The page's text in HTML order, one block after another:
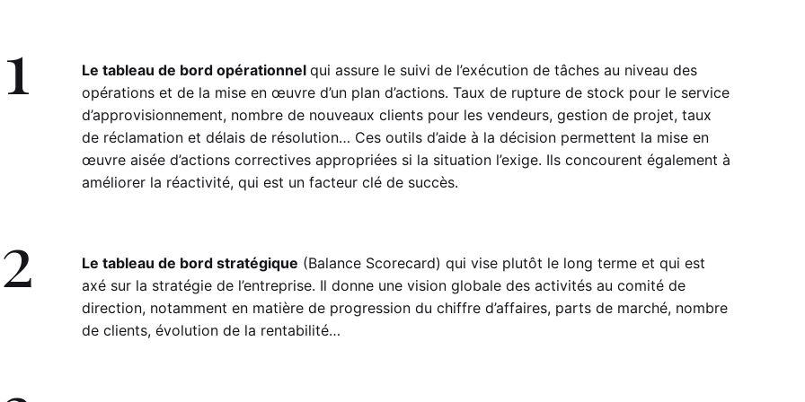
Le tableau de bord opérationnelqui assure le suivi de l’exécution de tâches au niveau des
opérations et de la mise en œuvre d’un plan d’actions. Taux de rupture de stock pour le service
d’approvisionnement, nombre de nouveaux clients pour les vendeurs, gestion de projet, taux
de réclamation et délais de résolution… Ces outils d’aide à la décision permettent la mise en
œuvre aisée d’actions correctives appropriées si la situation l’exige. Ils concourent également à
améliorer la réactivité, qui est un facteur clé de succès.
Le tableau de bord stratégique (Balance Scorecard) qui vise plutôt le long terme et qui est
axé sur la stratégie de l’entreprise. Il donne une vision globale des activités au comité de
direction, notamment en matière de progression du chiffre d’affaires, parts de marché, nombre
de clients, évolution de la rentabilité…